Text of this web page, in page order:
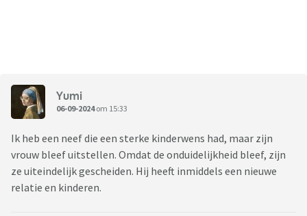
Yumi
06-09-2024om 15:33
Ik heb een neef die een sterke kinderwens had, maar zijn
vrouw bleef uitstellen. Omdat de onduidelijkheid bleef, zijn
ze uiteindelijk gescheiden. Hij heeft inmiddels een nieuwe
relatie en kinderen.